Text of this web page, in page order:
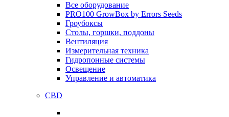
Все оборудование
PRO100 GrowBox by Errors Seeds
Гроубоксы
Столы, горшки, поддоны
Вентиляция
Измерительная техника
Гидропонные системы
Освещение
Управление и автоматика
CBD